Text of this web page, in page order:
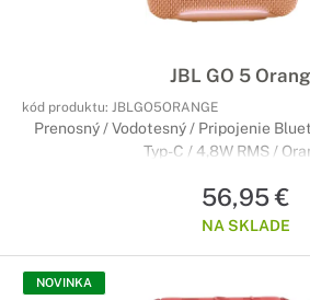
JBL GO 5
kód produktu: JBLGO5ORANGE
Prenosný / Vodotesný / Pripojenie
Typ-C / 4,8W RMS /
56,95 €
NA SKLADE
NOVINKA